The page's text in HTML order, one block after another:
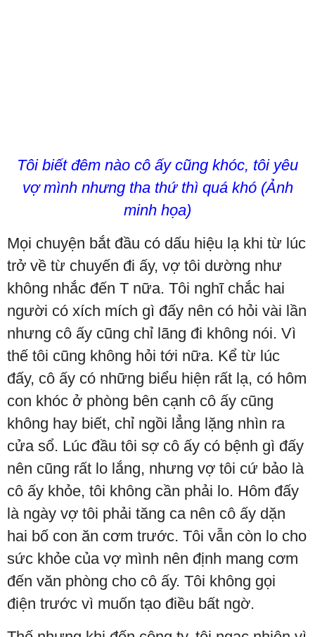
Tôi biết đêm nào cô ấy cũng khóc, tôi yêu
vợ mình nhưng tha thứ thì quá khó (Ảnh
minh họa)
Mọi chuyện bắt đầu có dấu hiệu lạ khi từ lúc
trở về từ chuyến đi ấy, vợ tôi dường như
không nhắc đến T nữa. Tôi nghĩ chắc hai
người có xích mích gì đấy nên có hỏi vài lần
nhưng cô ấy cũng chỉ lãng đi không nói. Vì
thế tôi cũng không hỏi tới nữa. Kể từ lúc
đấy, cô ấy có những biểu hiện rất lạ, có hôm
con khóc ở phòng bên cạnh cô ấy cũng
không hay biết, chỉ ngồi lẳng lặng nhìn ra
cửa sổ. Lúc đầu tôi sợ cô ấy có bệnh gì đấy
nên cũng rất lo lắng, nhưng vợ tôi cứ bảo là
cô ấy khỏe, tôi không cần phải lo. Hôm đấy
là ngày vợ tôi phải tăng ca nên cô ấy dặn
hai bố con ăn cơm trước. Tôi vẫn còn lo cho
sức khỏe của vợ mình nên định mang cơm
đến văn phòng cho cô ấy. Tôi không gọi
điện trước vì muốn tạo điều bất ngờ.